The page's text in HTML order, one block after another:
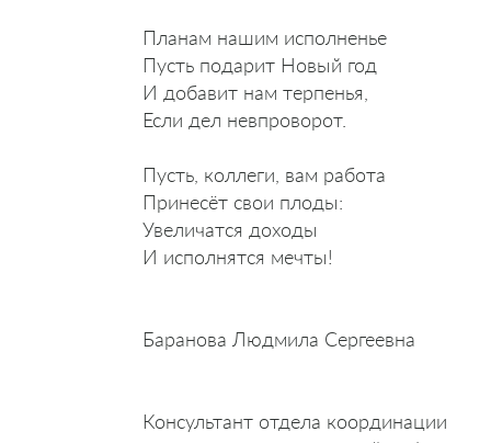
Планам нашим исполненье
Пусть подарит Новый год
И добавит нам терпенья,
Если дел невпроворот.
Пусть, коллеги, вам работа
Принесёт свои плоды:
Увеличатся доходы
И исполнятся мечты!
Баранова Людмила Сергеевна
Консультант отдела координации